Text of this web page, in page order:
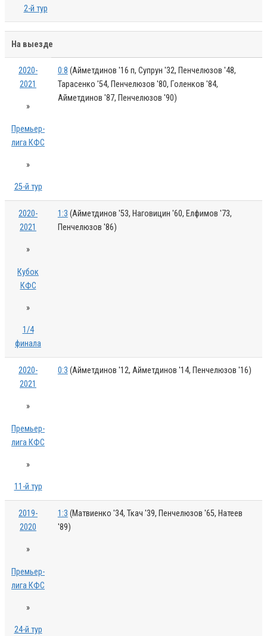
2-й тур
На выезде
2020-
2021
»
Премьер-
лига КФС
»
25-й тур
0:8 (Айметдинов '16 п, Супрун '32, Пенчелюзов '48,
Тарасенко '54, Пенчелюзов '80, Голенков '84,
Айметдинов '87, Пенчелюзов '90)
2020-
2021
»
Кубок
КФС
»
1/4
финала
1:3 (Айметдинов '53, Наговицин '60, Елфимов '73,
Пенчелюзов '86)
2020-
2021
»
Премьер-
лига КФС
»
11-й тур
0:3 (Айметдинов '12, Айметдинов '14, Пенчелюзов '16)
2019-
2020
»
Премьер-
лига КФС
»
24-й тур
1:3 (Матвиенко '34, Ткач '39, Пенчелюзов '65, Натеев
'89)